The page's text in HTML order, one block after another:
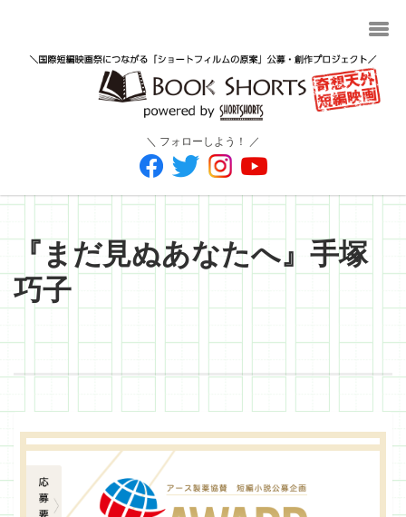
＼ フォローしよう！ ／
『まだ見ぬあなたへ』手塚
巧子
応募要項